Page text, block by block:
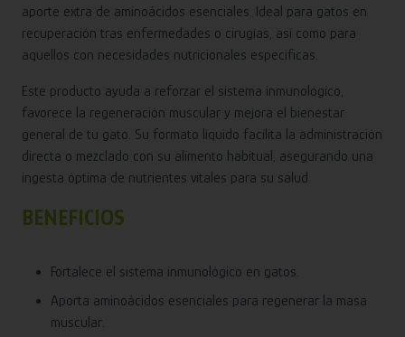
aporte extra de aminoácidos esenciales. Ideal para gatos en
recuperación tras enfermedades o cirugías, así como para
aquellos con necesidades nutricionales específicas.
Este producto ayuda a reforzar el sistema inmunológico,
favorece la regeneración muscular y mejora el bienestar
general de tu gato. Su formato líquido facilita la administración
directa o mezclado con su alimento habitual, asegurando una
ingesta óptima de nutrientes vitales para su salud.
BENEFICIOS
Fortalece el sistema inmunológico en gatos.
Aporta aminoácidos esenciales para regenerar la masa
muscular.